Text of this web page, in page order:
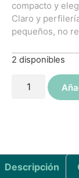
compacto y
Claro y
pequeños, no
2 disponibles
Descripción